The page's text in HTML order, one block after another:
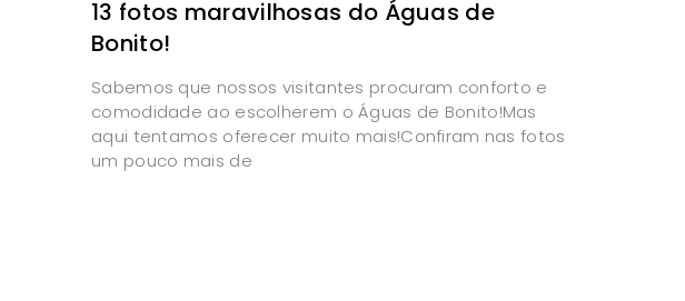
13 fotos maravilhosas do Águas de
Bonito!
Sabemos que nossos visitantes procuram conforto e
comodidade ao escolherem o Águas de Bonito!Mas
aqui tentamos oferecer muito mais!Confiram nas fotos
um pouco mais de